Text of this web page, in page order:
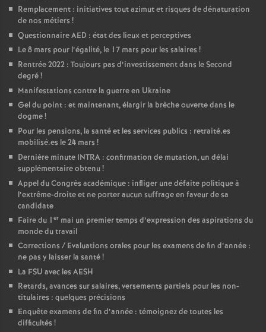
Remplacement : initiatives tout azimut et risques de dénaturation
de nos métiers !
Questionnaire AED : état des lieux et perceptives
Le 8 mars pour l’égalité, le 17 mars pour les salaires !
Rentrée 2022 : Toujours pas d’investissement dans le Second
degré!
Manifestations contre la guerre en Ukraine
Gel du point : et maintenant, élargir la brèche ouverte dans le
dogme!
Pour les pensions, la santé et les services publics : retraité.es
mobilisé.es le 24 mars !
Dernière minute INTRA : confirmation de mutation, un délai
supplémentaire obtenu!
Appel du Congrès académique : infliger une défaite politique à
l’extrême-droite et ne porter aucun suffrage en faveur de sa
candidate
Faire du 1 er mai un premier temps d’expression des aspirations du
monde du travail
Corrections / Evaluations orales pour les examens de fin d’année :
ne pas y laisser la santé!
La FSU avec les AESH
Retards, avances sur salaires, versements partiels pour les non-
titulaires : quelques précisions
Enquête examens de fin d’année : témoignez de toutes les
difficultés !